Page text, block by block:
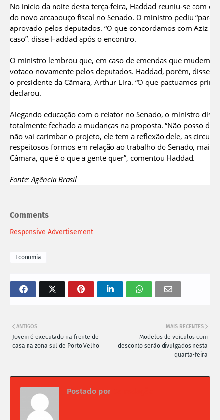
No início da noite desta terça-feira, Haddad reuniu-se com o
do novo arcabouço fiscal no Senado. O ministro pediu
aprovado pelos deputados. “O que concordamos com Aziz é
caso”, disse Haddad após o encontro.
O ministro lembrou que, em caso de emendas que mudem
votado novamente pelos deputados. Haddad, porém, disse
o presidente da Câmara, Arthur Lira. “O que pactuamos
declarou.
Alegando educação com o relator no Senado, o ministro
totalmente fechado a mudanças na proposta. “Não posso
não vai carimbar o projeto, ele tem a reflexão dele, as
respeitosos formos em relação ao trabalho do Senado, mais
Câmara, que é o que a gente quer”, comentou Haddad.
Fonte: Agência Brasil
Comments
Responsive Advertisement
Economia
MAIS RECENTES
Modelos de veículos com
desconto serão divulgados nesta
quarta-feira
ANTIGOS
Jovem é executado na frente de
casa na zona sul de Porto Velho
Postado por